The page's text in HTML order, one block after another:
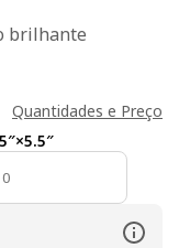
brilhante
Quantidades e Preço